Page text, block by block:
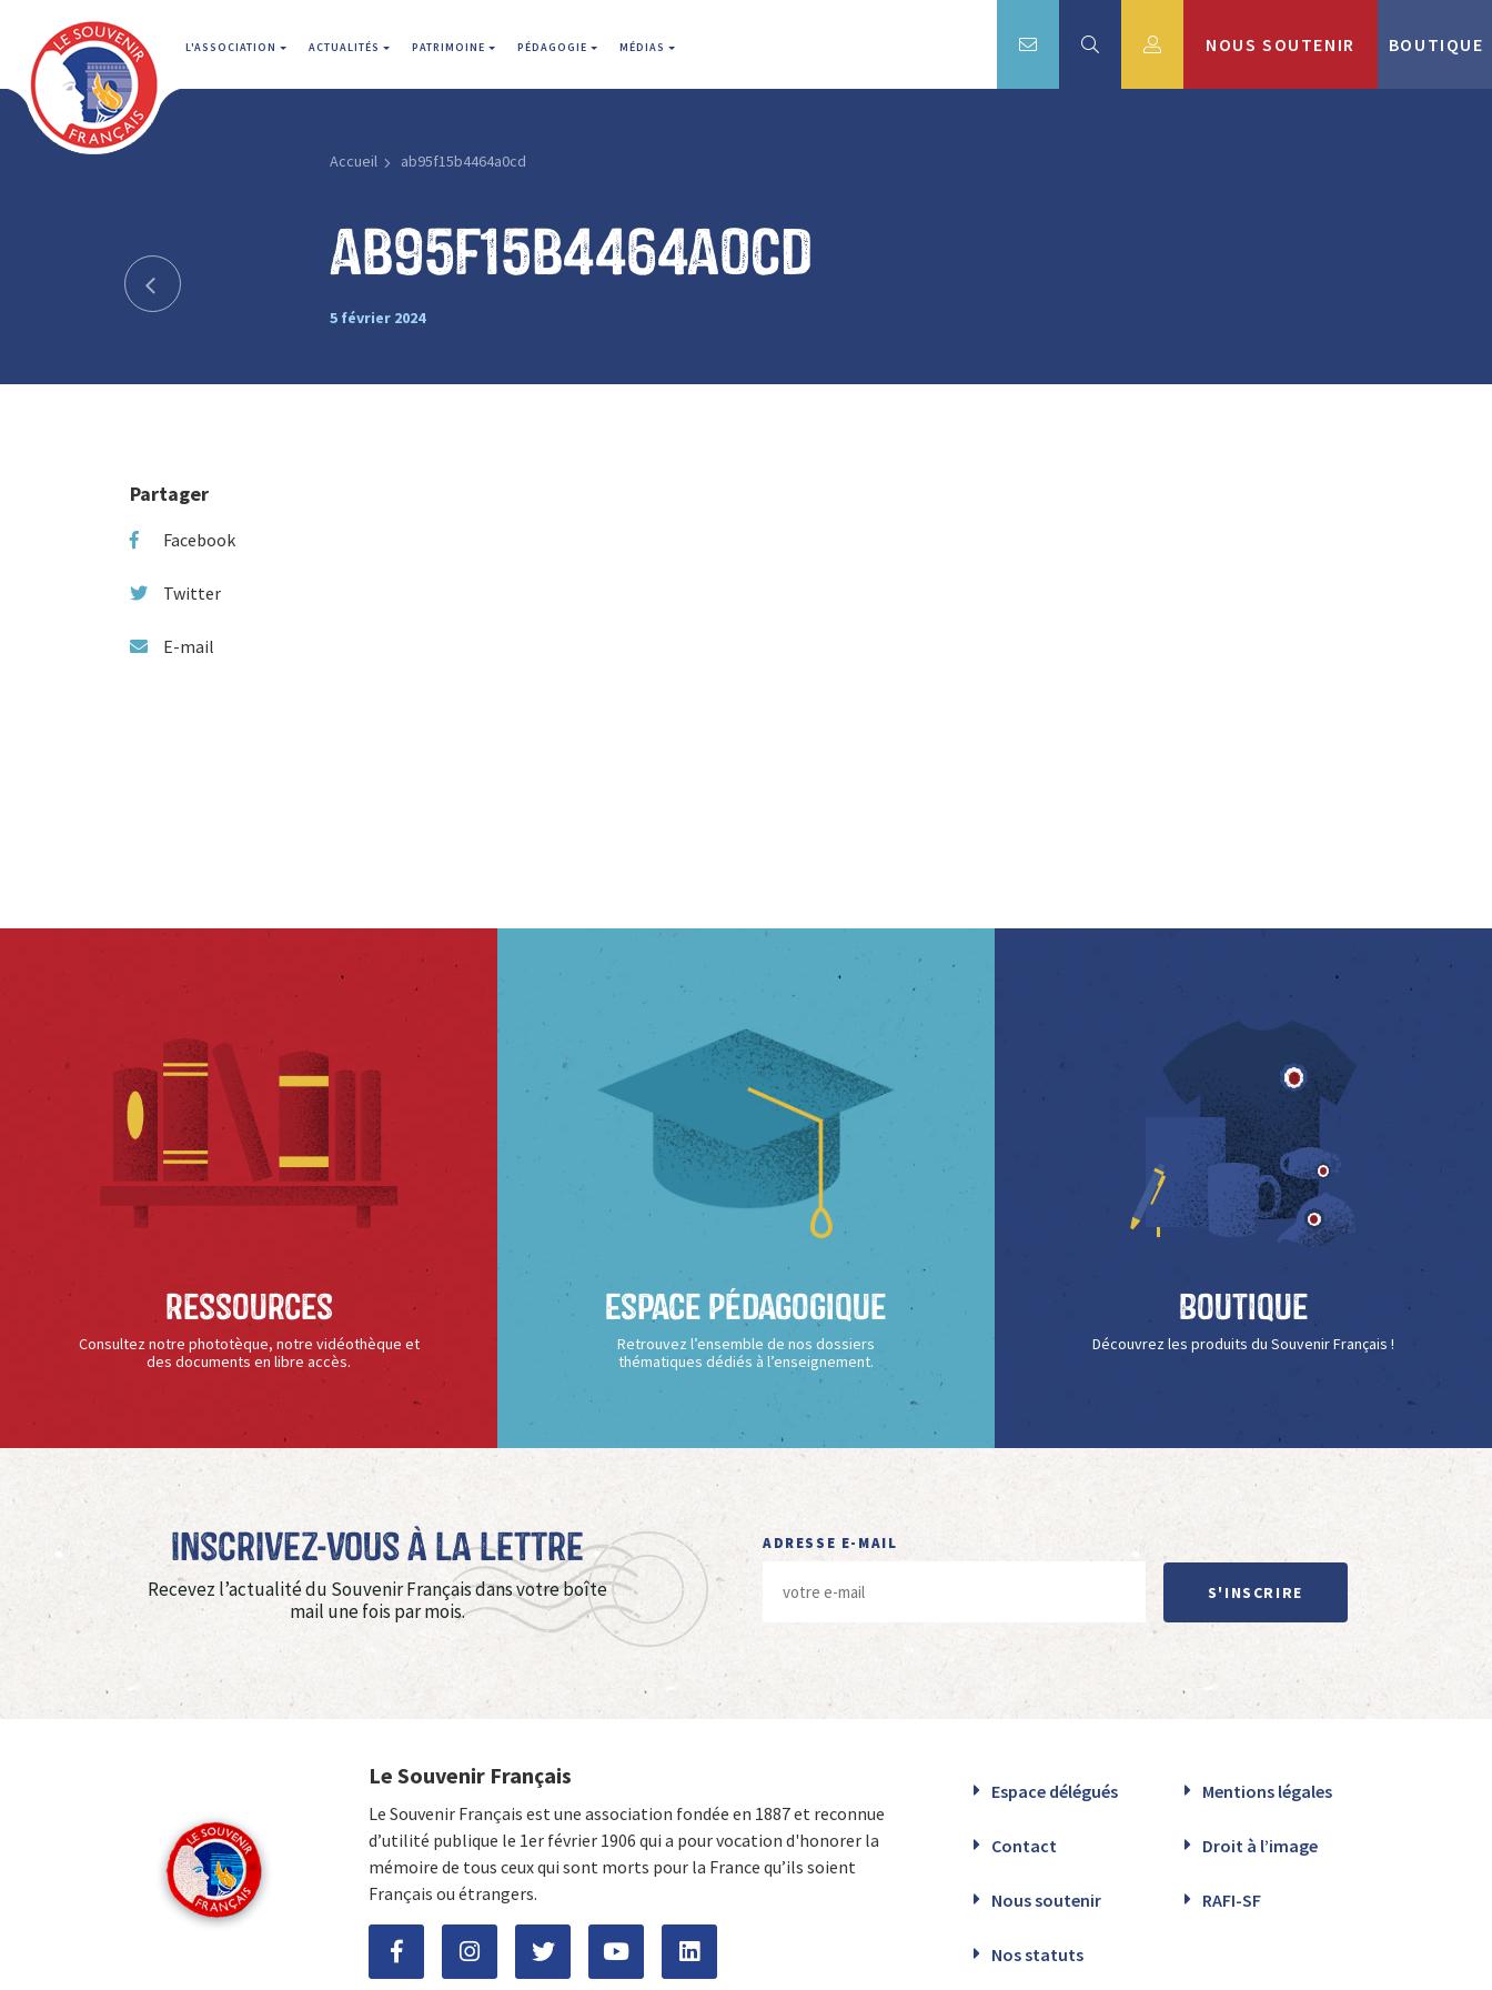
L'ASSOCIATION ACTUALITÉS PATRIMOINE PÉDAGOGIE MÉDIAS NOUS SOUTENIR BOUTIQUE
Accueil ab95f15b4464a0cd
ab95f15b4464a0cd
5 février 2024
Partager
Facebook
Twitter
E-mail
Ressources
Consultez notre phototèque, notre vidéothèque et
des documents en libre accès.
Espace Pédagogique
Retrouvez l’ensemble de nos dossiers
thématiques dédiés à l’enseignement.
Boutique
Découvrez les produits du Souvenir Français !
Inscrivez-vous à La Lettre
Recevez l’actualité du Souvenir Français dans votre boîte
mail une fois par mois.
ADRESSE E-MAIL
S'INSCRIRE
Le Souvenir Français
Le Souvenir Français est une association fondée en 1887 et reconnue
d’utilité publique le 1er février 1906 qui a pour vocation d'honorer la
mémoire de tous ceux qui sont morts pour la France qu’ils soient
Français ou étrangers.
Espace délégués Mentions légales
Contact Droit à l’image
Nous soutenir RAFI-SF
Nos statuts